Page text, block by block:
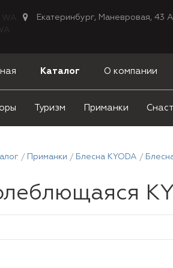
WA
Екатеринбург, Маневровая, 43 А
Каталог О компании
Туризм Приманки
Приманки Блесна KYODA